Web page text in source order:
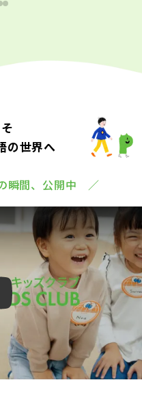
の世界へ
瞬間、公開中 ／